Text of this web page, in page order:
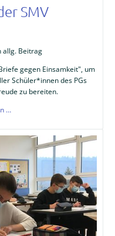
SMV
allg. Beitrag
gegen Einsamkeit", um
Schüler*innen des PGs
zu bereiten.
…Osteraktion
SMV